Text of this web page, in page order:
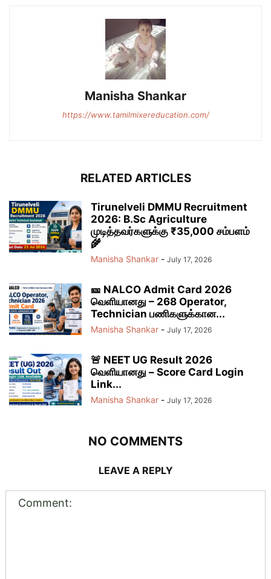
Manisha Shankar
https://www.tamilmixereducation.com/
RELATED ARTICLES
Tirunelveli DMMU Recruitment
2026: B.Sc Agriculture
முடித்தவர்களுக்கு ₹35,000 சம்பளம்
🌾
Manisha Shankar - July 17, 2026
🎫 NALCO Admit Card 2026
வெளியானது – 268 Operator,
Technician பணிகளுக்கான...
Manisha Shankar - July 17, 2026
🚨 NEET UG Result 2026
வெளியானது – Score Card Login
Link...
Manisha Shankar - July 17, 2026
NO COMMENTS
LEAVE A REPLY